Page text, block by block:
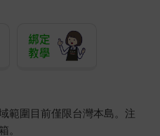
範圍目前僅限台灣本島。注
。